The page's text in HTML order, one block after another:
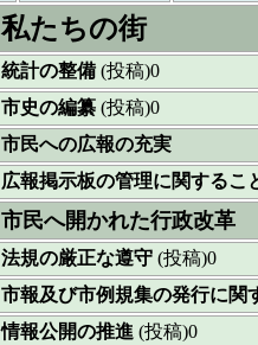
私たちの街
統計の整備 (投稿)0
市史の編纂 (投稿)0
市民への広報の充実
広報掲示板の管理に関するこ
市民へ開かれた行政改革
法規の厳正な遵守 (投稿)0
市報及び市例規集の発行に関
情報公開の推進 (投稿)0